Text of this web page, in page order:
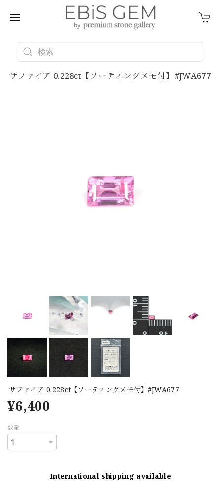
サファイア 0.228ct【ソーティングメモ付】#JWA677
サファイア 0.228ct【ソーティングメモ付】#JWA677
¥6,400
数量
International shipping available